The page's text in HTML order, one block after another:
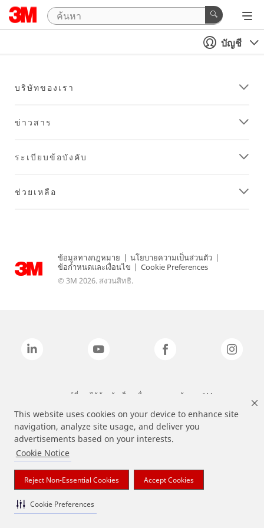
This website uses cookies on your device to enhance site
navigation, analyze site usage, and deliver you
advertisements based on your interests.
Cookie Notice
Reject Non-Essential Cookies Accept Cookies
Cookie Preferences
บัญชี
บริษัทของเรา
ข่าวสาร
ระเบียบข้อบังคับ
ช่วยเหลือ
ข้อมูลทางกฎหมาย | นโยบายความเป็นส่วนตัว |
ข้อกำหนดและเงื่อนไข | Cookie Preferences
© 3M 2026. สงวนสิทธิ.
แบรนด์ที่ระบุไว้ข้างต้นเป็นเครื่องหมายการค้าของ 3M